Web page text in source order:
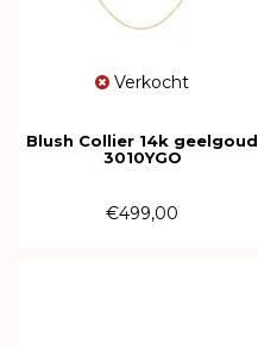
Verkocht
Blush Collier 14k geelgoud
3010YGO
€499,00